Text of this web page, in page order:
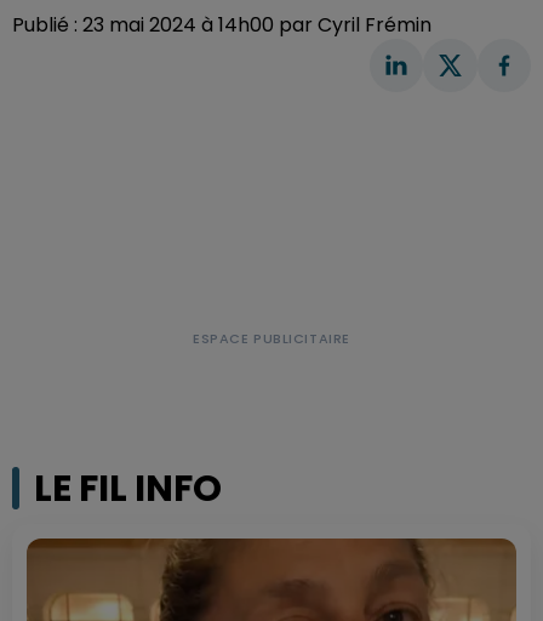
Publié : 23 mai 2024 à 14h00 par Cyril Frémin
LE FIL INFO